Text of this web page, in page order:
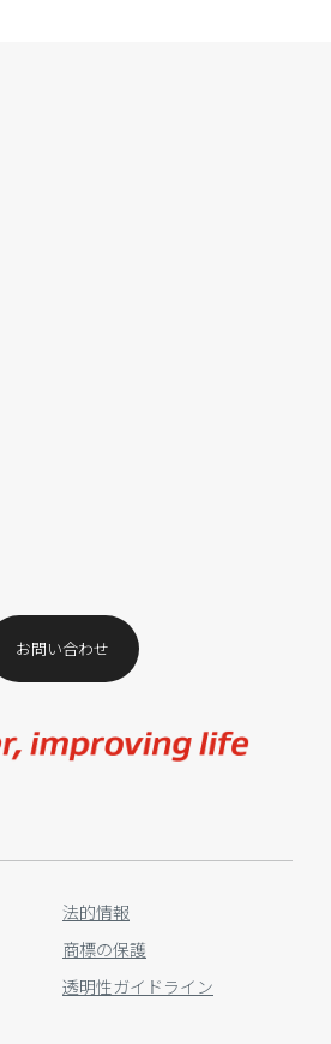
お問い合わせ​
法的情報​
商標の保護​
透明性ガイドライン​